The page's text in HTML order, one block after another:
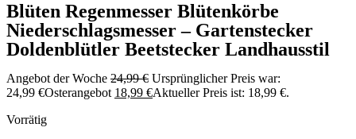
Blüten Regenmesser Blütenkörbe
Niederschlagsmesser – Gartenstecker
Doldenblütler Beetstecker Landhausstil
Angebot der Woche 24,99€ Ursprünglicher Preis war:
24,99 €Osterangebot 18,99 €Aktueller Preis ist: 18,99 €.
Vorrätig